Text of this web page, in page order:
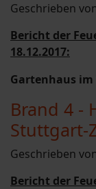
Geschrieben
Bericht der
18.12.2017:
Gartenhaus im
Brand 4 -
Stuttgart-
Geschrieben
Bericht der